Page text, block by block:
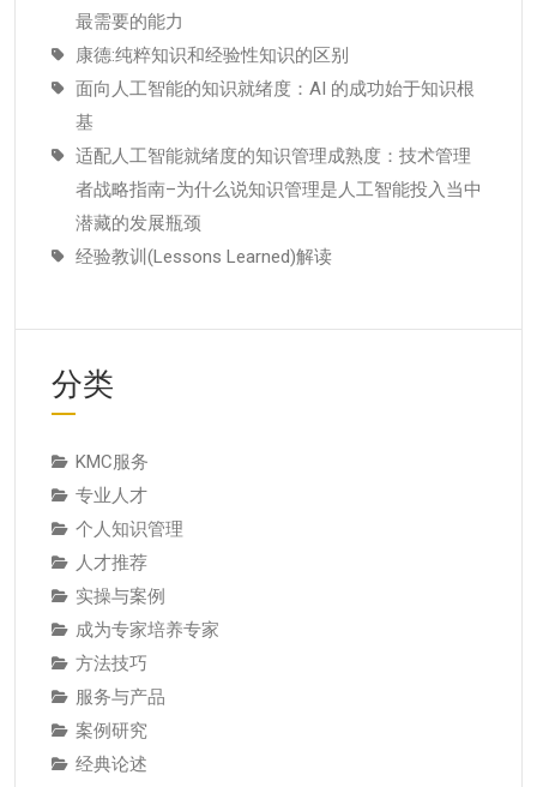
最需要的能力
康德:纯粹知识和经验性知识的区别
面向人工智能的知识就绪度：AI 的成功始于知识根
基
适配人工智能就绪度的知识管理成熟度：技术管理
者战略指南–为什么说知识管理是人工智能投入当中
潜藏的发展瓶颈
经验教训(Lessons Learned)解读
分类
KMC服务
专业人才
个人知识管理
人才推荐
实操与案例
成为专家培养专家
方法技巧
服务与产品
案例研究
经典论述